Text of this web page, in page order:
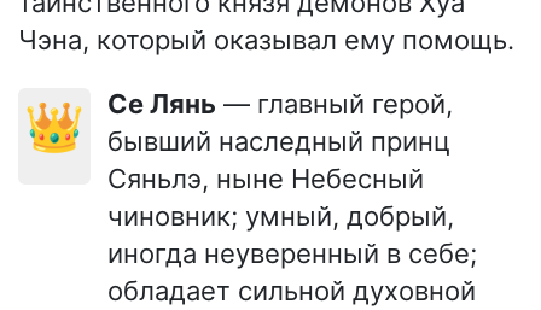
Чэна, который оказывал ему помощь.
👑 Се Лянь — главный герой,
бывший наследный принц
Сяньлэ, ныне Небесный
чиновник; умный, добрый,
иногда неуверенный в себе;
обладает сильной духовной